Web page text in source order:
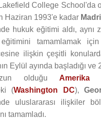
College School'da
Haziran 1993'e kadar
hukuk eğitimi aldı, aynı
tamamlamak
ilişkin çeşitli
Eylül ayında başladığı ve
olduğu Amerika
(Washington DC),
uluslararası ilişkiler
tamamladı.